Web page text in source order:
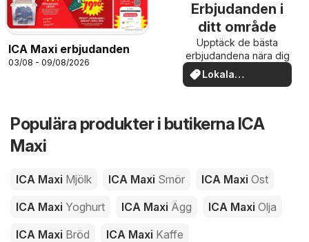
ICA Maxi erbjudanden
03/08 - 09/08/2026
Erbjudanden i
ditt område
Upptäck de bästa
erbjudandena nära dig
Lokala
erbjudanden
Populära produkter i butikerna ICA
Maxi
ICA Maxi Mjölk ICA Maxi Smör ICA Maxi Ost
ICA Maxi Yoghurt ICA Maxi Ägg ICA Maxi Olja
ICA Maxi Bröd ICA Maxi Kaffe